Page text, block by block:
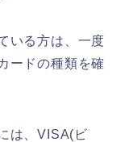
いる方は、一度
ードの種類を確
は、VISA(ビ